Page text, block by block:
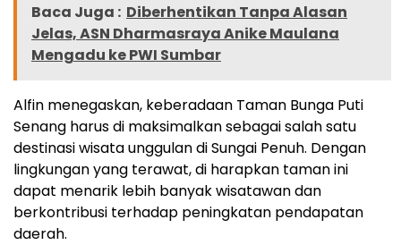
Baca Juga : Diberhentikan Tanpa Alasan
Jelas, ASN Dharmasraya Anike Maulana
Mengadu ke PWI Sumbar
Alfin menegaskan, keberadaan Taman Bunga Puti
Senang harus di maksimalkan sebagai salah satu
destinasi wisata unggulan di Sungai Penuh. Dengan
lingkungan yang terawat, di harapkan taman ini
dapat menarik lebih banyak wisatawan dan
berkontribusi terhadap peningkatan pendapatan
daerah.